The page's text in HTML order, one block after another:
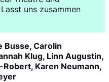
uns zusammen
Busse, Carolin
Klug, Linn Augustin,
Karen Neumann,